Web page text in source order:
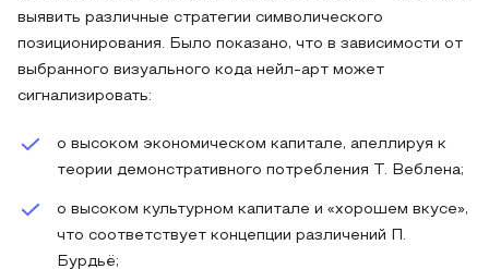
выявить различные стратегии символического
позиционирования. Было показано, что в зависимости от
выбранного визуального кода нейл-арт может
сигнализировать:
о высоком экономическом капитале, апеллируя к
теории демонстративного потребления Т. Веблена;
о высоком культурном капитале и «хорошем вкусе»,
что соответствует концепции различений П.
Бурдьё;